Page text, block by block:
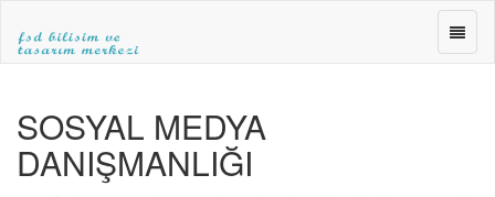
ve
TASARIM
MERKEZİ
|ANKARA
FSD
SOSYAL MEDYA
DANIŞMANLIĞI